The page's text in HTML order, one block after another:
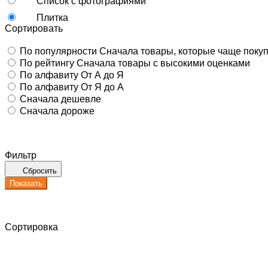
Плитка
Сортировать
По популярности Сначала товары, которые чаще
По рейтингу Сначала товары с высокими оценками
По алфавиту От А до Я
По алфавиту От Я до А
Сначала дешевле
Сначала дороже
Фильтр
Сбросить
Показать
Сортировка